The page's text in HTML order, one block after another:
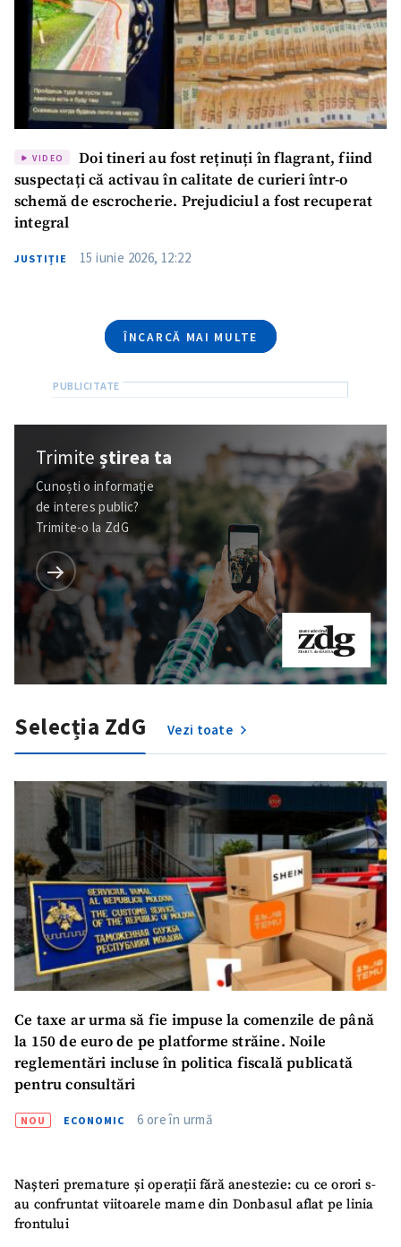
SUSȚINE
VIDEO
Doi tineri au fost reținuți în flagrant, fiind
suspectați că activau în calitate de curieri într-o
schemă de escrocherie. Prejudiciul a fost recuperat
integral
JUSTIȚIE 15 iunie 2026, 12:22
ÎNCARCĂ MAI MULTE
Trimiteștirea ta
Cunoști o informație
de interes public?
Trimite-o la ZdG
Selecția ZdG Vezi toate
Ce taxe ar urma să fie impuse la comenzile de până
la 150 de euro de pe platforme străine. Noile
reglementări incluse în politica fiscală publicată
pentru consultări
NOU ECONOMIC 6 ore în urmă
Nașteri premature și operații fără anestezie: cu ce orori s-
au confruntat viitoarele mame din Donbasul aflat pe linia
frontului
Email+ Emailul meu
Telefon
+ Telefon personal
Am citit și sunt de
confidențialitate.
TRIMITE ȘTIREA